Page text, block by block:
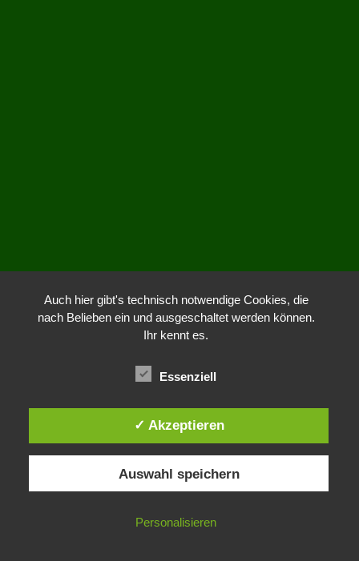
Auch hier gibt's technisch notwendige Cookies, die
nach Belieben ein und ausgeschaltet werden können.
Ihr kennt es.
Essenziell
✓ Akzeptieren
Auswahl speichern
Personalisieren